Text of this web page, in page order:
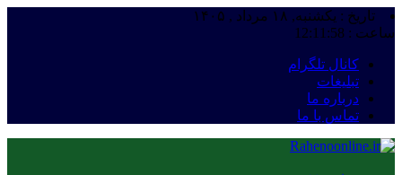
تاریخ : یکشنبه, ۱۸ مرداد , ۱۴۰۵
ساعت : 12:11:58
کانال تلگرام
تبلیغات
درباره ما
تماس با ما